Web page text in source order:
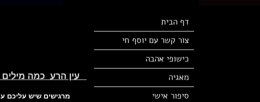
דף הבית
צור קשר עם יוסף חי
כישופי אהבה
מאגיה
סיפור אישי
עין הרע כמה מילים
מרגישים שיש עליכם